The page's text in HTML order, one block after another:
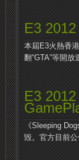
E3
本屆E3火熱香
翻“GTA”等開
E3
《Sleeping
毀。官方目前